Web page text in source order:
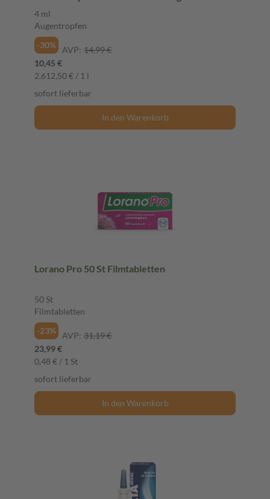
4 ml
Augentropfen
-30%
AVP: 14,99 €
10,45 €
2.612,50 € / 1 l
sofort lieferbar
In den Warenkorb
Lorano Pro 50 St Filmtabletten
50 St
Filmtabletten
-23%
AVP: 31,19 €
23,99 €
0,48 € / 1 St
sofort lieferbar
In den Warenkorb